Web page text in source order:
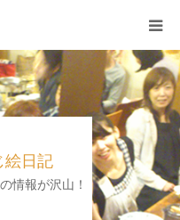
絵日記
情報が沢山！